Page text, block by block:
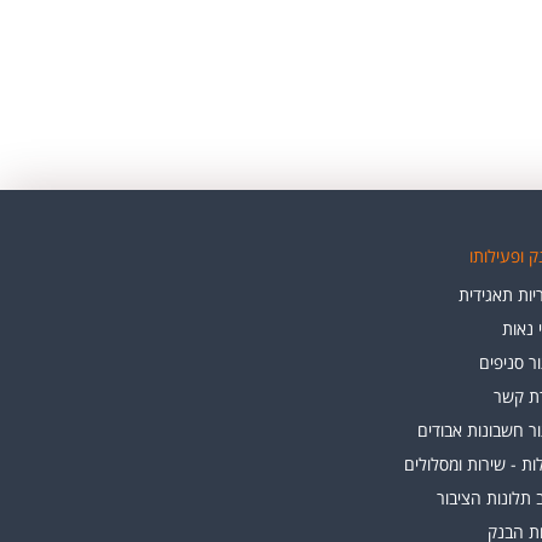
ופעילותו
תאגידית
נאות
סניפים
קשר
חשבונות אבודים
- שירות ומסלולים
תלונות הציבור
הבנק